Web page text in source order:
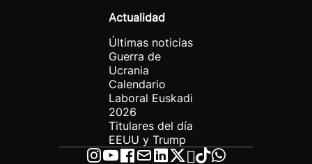
Actualidad
Últimas noticias
Guerra de
Ucrania
Calendario
Laboral Euskadi
2026
Titulares del día
EEUU y Trump